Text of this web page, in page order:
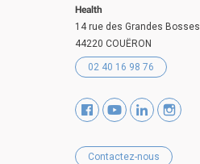
Health
14 rue des Grandes Bosses
44220 COUËRON
02 40 16 98 76
Contactez-nous